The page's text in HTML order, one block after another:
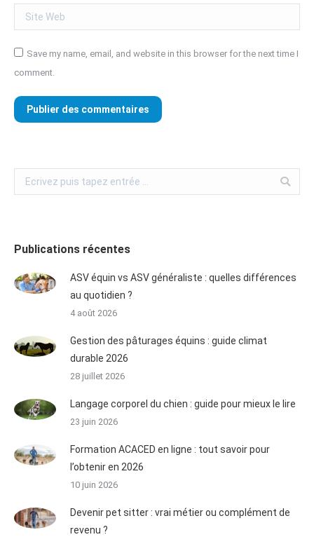
Site Web
Save my name, email, and website in this browser for the next time I
comment.
Publier des commentaires
Publications récentes
ASV équin vs ASV généraliste : quelles différences
au quotidien ?
4 août 2026
Gestion des pâturages équins : guide climat
durable 2026
28 juillet 2026
Langage corporel du chien : guide pour mieux le lire
23 juin 2026
Formation ACACED en ligne : tout savoir pour
l’obtenir en 2026
10 juin 2026
Devenir pet sitter : vrai métier ou complément de
revenu ?